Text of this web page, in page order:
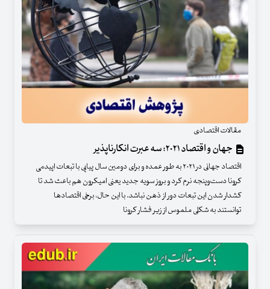
مقالات اقتصادی
جهان و اقتصاد ۲۰۲۱؛ سه عبرت انکارناپذیر
اقتصاد جهانی در ۲۰۲۱ به طور عمده و برای دومین سال پیاپی با تبعات اپیدمی
کرونا دست‌وپنجه نرم کرد و بروز سویه جدید یعنی امیکرون هم باعث شد تا
کشدار شدن این تبعات دور از ذهن نباشد. با این حال، برخی اقتصادها
توانستند به شکلی ملموس از زیر فشار کرونا